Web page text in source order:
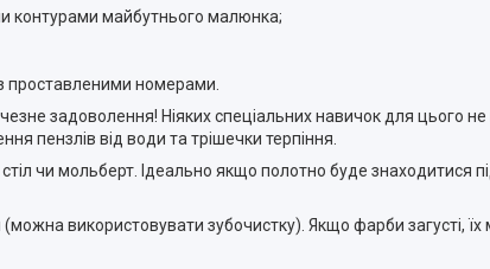
контурами майбутнього малюнка;
проставленими номерами.
задоволення! Ніяких спеціальних навичок для цього не
пензлів від води та трішечки терпіння.
чи мольберт. Ідеально якщо полотно буде знаходитися
використовувати зубочистку). Якщо фарби загусті,